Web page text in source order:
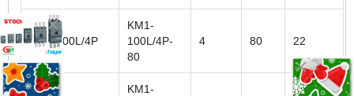
KM1-100L/4P
KM1-
100L/4P-
80
4 80 22
KM1-